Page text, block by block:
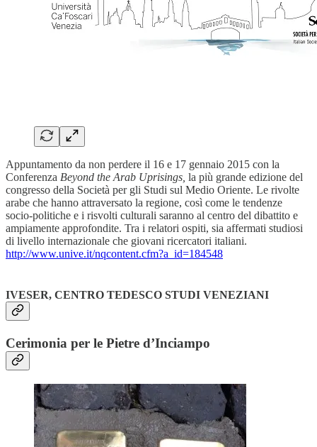
Appuntamento da non perdere il 16 e 17 gennaio 2015 con la
Conferenza Beyond the Arab Uprisings, la più grande edizione del
congresso della Società per gli Studi sul Medio Oriente. Le rivolte
arabe che hanno attraversato la regione, così come le tendenze
socio-politiche e i risvolti culturali saranno al centro del dibattito e
ampiamente approfondite. Tra i relatori ospiti, sia affermati studiosi
di livello internazionale che giovani ricercatori italiani.
http://www.unive.it/nqcontent.cfm?a_id=184548
IVESER, CENTRO TEDESCO STUDI VENEZIANI
Cerimonia per le Pietre d’Inciampo